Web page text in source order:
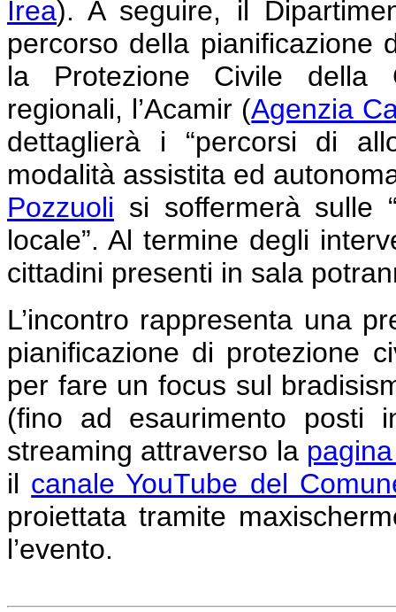
Irea). A seguire, il
percorso della pianificazione
la Protezione Civile della
regionali, l’Acamir (Agenzia
dettaglierà i “percorsi di
modalità assistita ed
Pozzuoli si soffermerà sulle
locale”. Al termine degli
cittadini presenti in sala
L’incontro rappresenta una
pianificazione di protezione
per fare un focus sul
(fino ad esaurimento posti
streaming attraverso la
il canale YouTube del
proiettata tramite
l’evento.